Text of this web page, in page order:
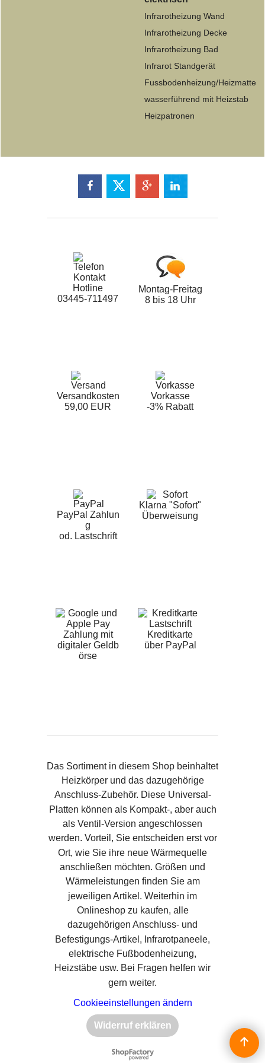
Infrarotheizung Wand
Infrarotheizung Decke
Infrarotheizung Bad
Infrarot Standgerät
Fussbodenheizung/Heizmatte
wasserführend mit Heizstab
Heizpatronen
Hotline
03445-711497
Montag-Freitag
8 bis 18 Uhr
Versandkosten
59,00 EUR
Vorkasse
-3% Rabatt
PayPal Zahlun
g
od. Lastschrift
Klarna "Sofort"
Überweisung
Zahlung mit
digitaler Geldb
örse
Kreditkarte
über PayPal
Das Sortiment in diesem Shop beinhaltet
Heizkörper und das dazugehörige
Anschluss-Zubehör. Diese Universal-
Platten können als Kompakt-, aber auch
als Ventil-Version angeschlossen
werden. Vorteil, Sie entscheiden erst vor
Ort, wie Sie ihre neue Wärmequelle
anschließen möchten. Größen und
Wärmeleistungen finden Sie am
jeweiligen Artikel. Weiterhin im
Onlineshop zu kaufen, alle
dazugehörigen Anschluss- und
Befestigungs-Artikel, Infrarotpaneele,
elektrische Fußbodenheizung,
Heizstäbe usw. Bei Fragen helfen wir
gern weiter.
Cookieeinstellungen ändern
Widerruf erklären
WebShop erstellt mit
ShopFactory Shop